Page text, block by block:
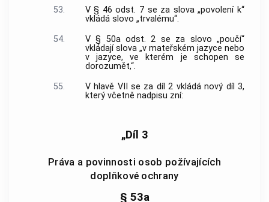
53.
V § 46 odst. 7 se za slova „povolení k“
vkládá slovo „trvalému“.
54.
V § 50a odst. 2 se za slovo „poučí“
vkládají slova „v mateřském jazyce nebo
v jazyce, ve kterém je schopen se
dorozumět,“.
55.
V hlavě VII se za díl 2 vkládá nový díl 3,
který včetně nadpisu zní:
„Díl 3
Práva a povinnosti osob požívajících
doplňkové ochrany
§ 53a